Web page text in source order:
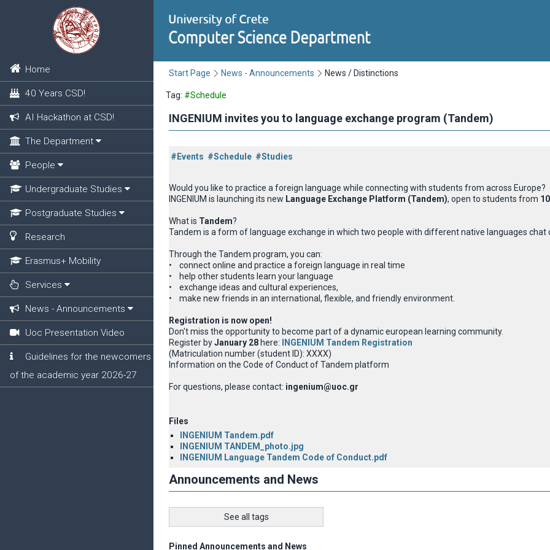
Home
40 Years CSD!
AI Hackathon at CSD!
The Department
People
Undergraduate Studies
Postgraduate Studies
Research
Erasmus+ Mobility
Services
News - Announcements
Uoc Presentation Video
Guidelines for the newcomers
of the academic year 2026-27
Start Page News - Announcements News / Distinctions
Tag: #Schedule
INGENIUM invites you to language exchange program (Tandem)
#Events #Schedule #Studies
Would you like to practice a foreign language while connecting with students from across Europe?
INGENIUM is launching its new Language Exchange Platform (Tandem), open to students from
What is Tandem?
Tandem is a form of language exchange in which two people with different native languages chat
Through the Tandem program, you can:
• connect online and practice a foreign language in real time
• help other students learn your language
• exchange ideas and cultural experiences,
• make new friends in an international, flexible, and friendly environment.
Registration is now open!
Don't miss the opportunity to become part of a dynamic european learning community.
Register byJanuary 28 here:
INGENIUM Tandem Registration
(Matriculation number (student ID): XXXX)
Information on the Code of Conduct of Tandem platform
For questions, please contact: ingenium@uoc.gr
Files
INGENIUM Tandem.pdf
INGENIUM TANDEM_photo.jpg
INGENIUM Language Tandem Code of Conduct.pdf
Announcements and News
See all tags
Pinned Announcements and News